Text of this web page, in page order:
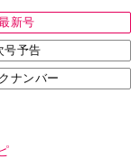
新号
号予告
ナンバー